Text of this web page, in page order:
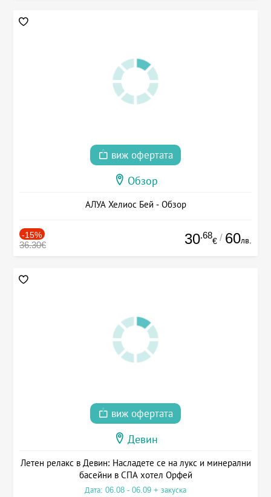
виж офертата
Обзор
АЛУА Хелиос Бей - Обзор
-15%
36.30€ 30.68
€ / 60лв.
виж офертата
Девин
Летен релакс в Девин: Насладете се на лукс и минерални
басейни в СПА хотел Орфей
Дата: 06.08 - 06.09 + закуска